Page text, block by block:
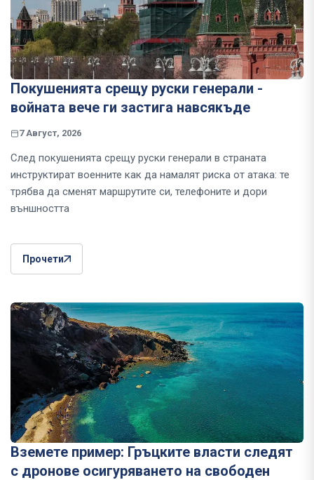
Покушенията срещу руски генерали -
войната вече ги застига навсякъде
7 Август, 2026
След покушенията срещу руски генерали в страната
инструктират военните как да намалят риска от атака: те
трябва да сменят маршрутите си, телефоните и дори
външността
Прочети
Вземете пример: Гръцките власти следят
с дронове осигуряването на свободен